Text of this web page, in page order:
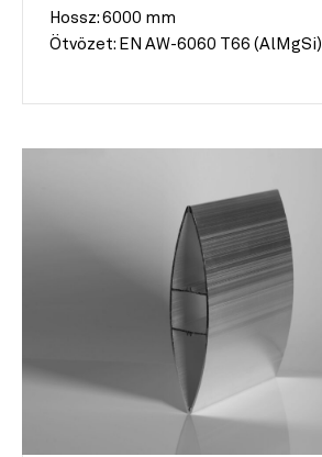
Hossz: 6000 mm
Ötvözet: EN AW-6060 T66 (AlMgSi)